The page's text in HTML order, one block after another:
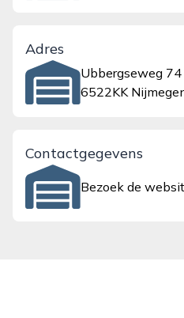
Adres
Ubbergseweg 74
6522KK
Contactgegevens
Bezoek de